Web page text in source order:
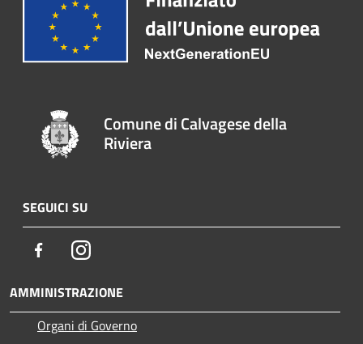
Comune di Calvagese della
Riviera
SEGUICI SU
FacebookInstagram
AMMINISTRAZIONE
Organi di Governo